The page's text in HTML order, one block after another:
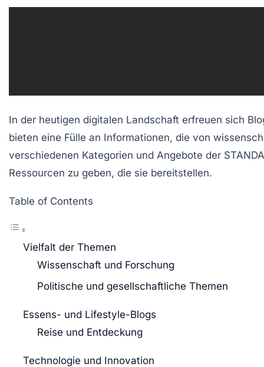
In der heutigen digitalen Landschaft erfreuen sich
bieten eine Fülle an Informationen, die von
verschiedenen Kategorien und Angebote der
Ressourcen zu geben, die sie bereitstellen.
Table of Contents
Vielfalt der Themen
Wissenschaft und Forschung
Politische und gesellschaftliche Themen
Essens- und Lifestyle-Blogs
Reise und Entdeckung
Technologie und Innovation